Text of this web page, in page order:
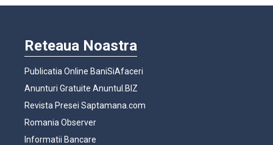
Reteaua Noastra
Publicatia Online BaniSiAfaceri
Anunturi Gratuite Anuntul.BIZ
Revista Presei Saptamana.com
Romania Observer
Informatii Bancare